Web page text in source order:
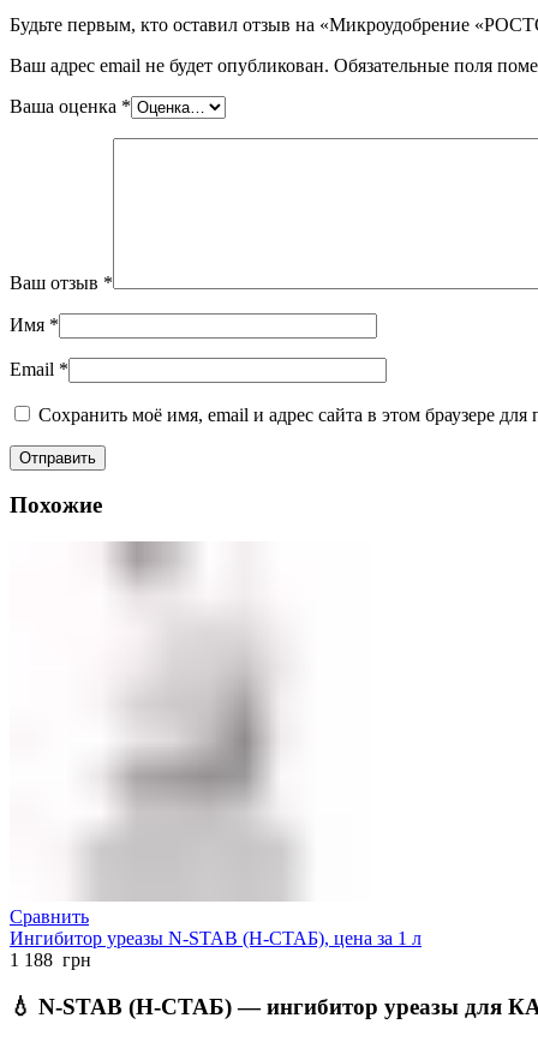
Будьте первым, кто оставил отзыв на «Микроудобрение
Ваш адрес email не будет опубликован. Обязательные поля
Ваша оценка *
Ваш отзыв *
Имя *
Email *
Сохранить моё имя, email и адрес сайта в этом браузере
Похожие
Сравнить
Ингибитор уреазы N-STAB (Н-СТАБ), цена за 1 л
1 188 грн
💧 N-STAB (Н-СТАБ) — ингибитор уреазы для